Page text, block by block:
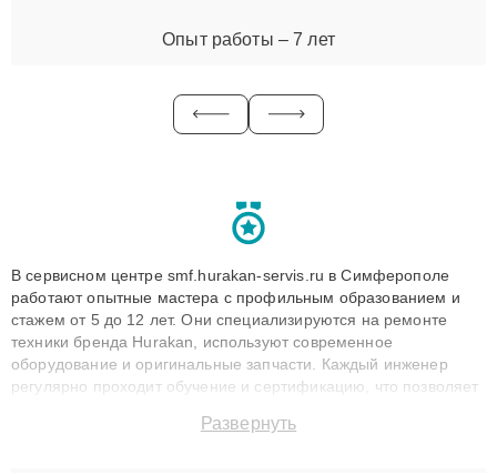
Опыт работы – 7 лет
В сервисном центре smf.hurakan-servis.ru в Симферополе
работают опытные мастера с профильным образованием и
стажем от 5 до 12 лет. Они специализируются на ремонте
техники бренда Hurakan, используют современное
оборудование и оригинальные запчасти. Каждый инженер
регулярно проходит обучение и сертификацию, что позволяет
технику с сохранением гарантии до 3 лет. Наши мастера
Развернуть